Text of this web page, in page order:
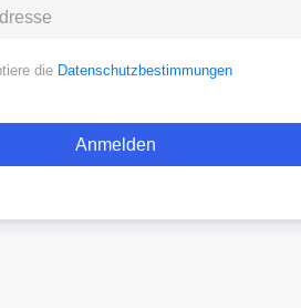
die Datenschutzbestimmungen